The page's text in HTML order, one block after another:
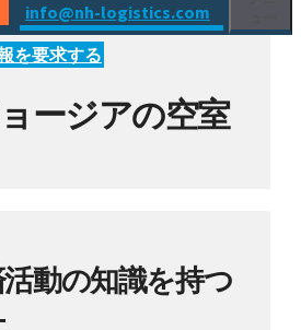
info@nh-logistics.com
を要求する
ージアの空室
動の知識を持つ